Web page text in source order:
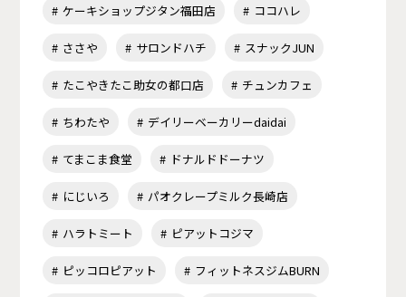
ケーキショップジタン福田店 ココハレ
ささや サロンドハチ スナックJUN
たこやきたこ助女の都口店 チュンカフェ
ちわたや デイリーベーカリーdaidai
てまこま食堂 ドナルドドーナツ
にじいろ パオクレープミルク長崎店
ハラトミート ピアットコジマ
ピッコロピアット フィットネスジムBURN